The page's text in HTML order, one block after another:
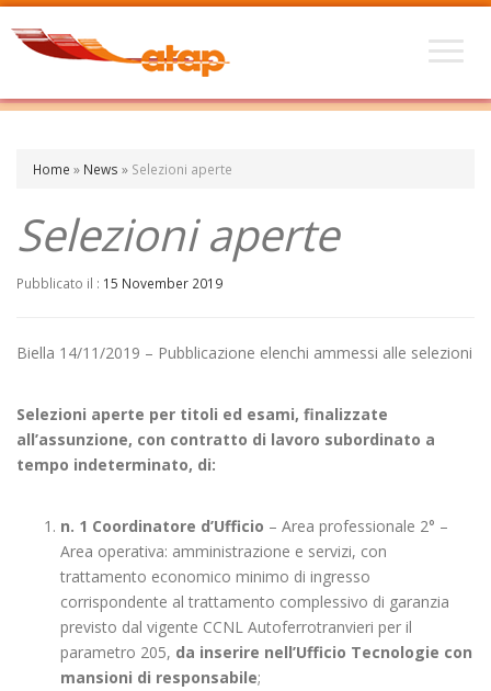
Home » News » Selezioni aperte
Selezioni aperte
Pubblicato il : 15 November 2019
Biella 14/11/2019 – Pubblicazione elenchi ammessi alle selezioni
Selezioni aperte per titoli ed esami, finalizzate
all’assunzione, con contratto di lavoro subordinato a
tempo indeterminato, di:
n. 1 Coordinatore d’Ufficio – Area professionale 2° –
Area operativa: amministrazione e servizi, con
trattamento economico minimo di ingresso
corrispondente al trattamento complessivo di garanzia
previsto dal vigente CCNL Autoferrotranvieri per il
parametro 205, da inserire nell’Ufficio Tecnologie con
mansioni di responsabile;